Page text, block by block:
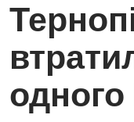
одного